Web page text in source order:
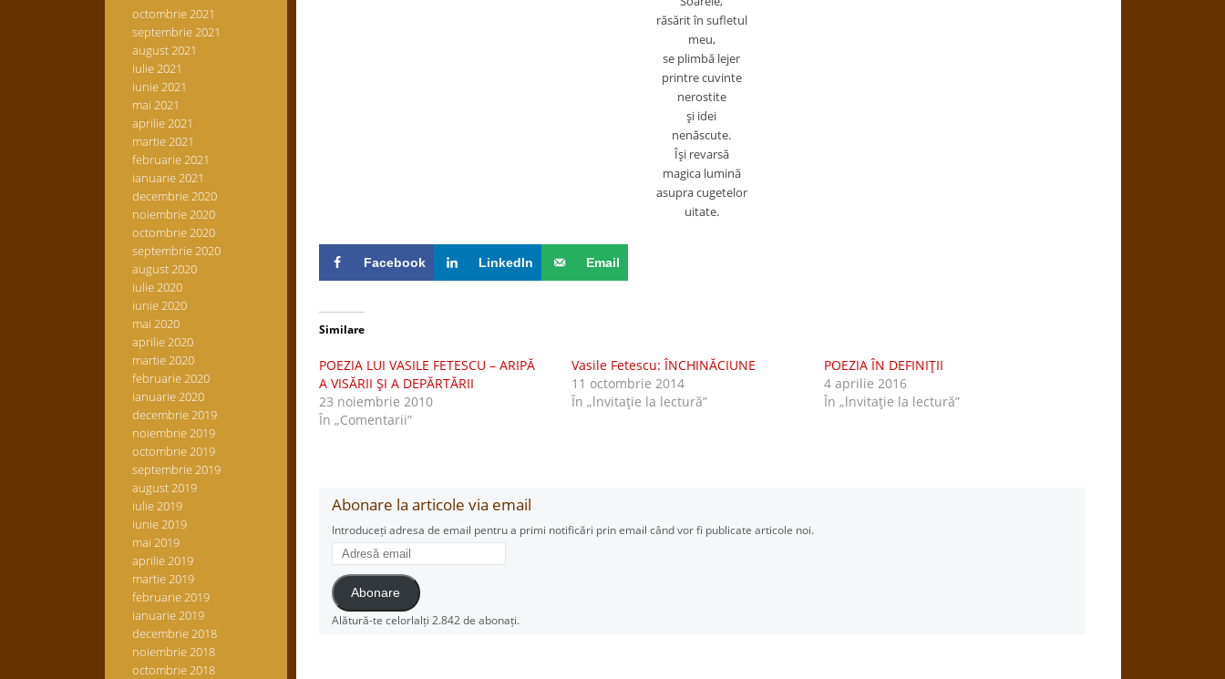
octombrie 2021
septembrie 2021
august 2021
iulie 2021
iunie 2021
mai 2021
aprilie 2021
martie 2021
februarie 2021
ianuarie 2021
decembrie 2020
noiembrie 2020
octombrie 2020
septembrie 2020
august 2020
iulie 2020
iunie 2020
mai 2020
aprilie 2020
martie 2020
februarie 2020
ianuarie 2020
decembrie 2019
noiembrie 2019
octombrie 2019
septembrie 2019
august 2019
iulie 2019
iunie 2019
mai 2019
aprilie 2019
martie 2019
februarie 2019
ianuarie 2019
decembrie 2018
noiembrie 2018
octombrie 2018
răsărit în sufletul
meu,
se plimbă lejer
printre cuvinte
nerostite
şi idei
nenăscute.
Îşi revarsă
magica lumină
asupra cugetelor
uitate.
Facebook LinkedIn Email
Similare
POEZIA LUI VASILE FETESCU – ARIPĂ
A VISĂRII ŞI A DEPĂRTĂRII
23 noiembrie 2010
În „Comentarii”
Vasile Fetescu: ÎNCHINĂCIUNE
11 octombrie 2014
În „lnvitaţie la lectură”
POEZIA ÎN DEFINIŢII
4 aprilie 2016
În „lnvitaţie la lectură”
Abonare la articole via email
Introduceți adresa de email pentru a primi notificări prin email când vor fi publicate articole noi.
Adresă
email
Abonare
Alătură-te celorlalți 2.842 de abonați.